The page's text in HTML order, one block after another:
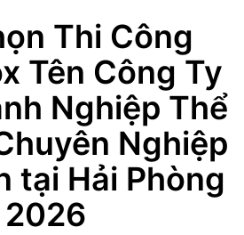
Thi Công
Tên Công Ty
Nghiệp Thể
Nghiệp
tại Hải Phòng
2026